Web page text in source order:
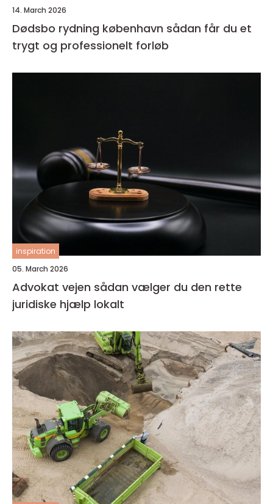
14. March 2026
Dødsbo rydning københavn sådan får du et
trygt og professionelt forløb
inspiration
05. March 2026
Advokat vejen sådan vælger du den rette
juridiske hjælp lokalt